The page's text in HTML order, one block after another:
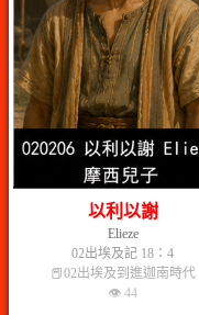
以利以謝
Elieze
02出埃及記 18：4
📕02出埃及到進迦南時代
👁 44